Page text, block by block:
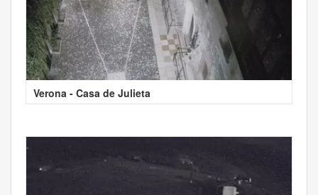
Verona - Casa de Julieta